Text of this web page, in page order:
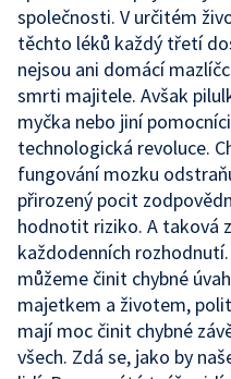
společnosti. V určitém
těchto léků každý třetí
nejsou ani domácí
smrti majitele. Avšak
myčka nebo jiní
technologická revoluce.
fungování mozku
přirozený pocit
hodnotit riziko. A taková
každodenních
můžeme činit chybné
majetkem a životem,
mají moc činit chybné
všech. Zdá se, jako by